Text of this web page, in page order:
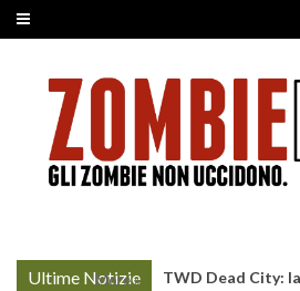
Ultime Notizie
More »
TWD Dead City: